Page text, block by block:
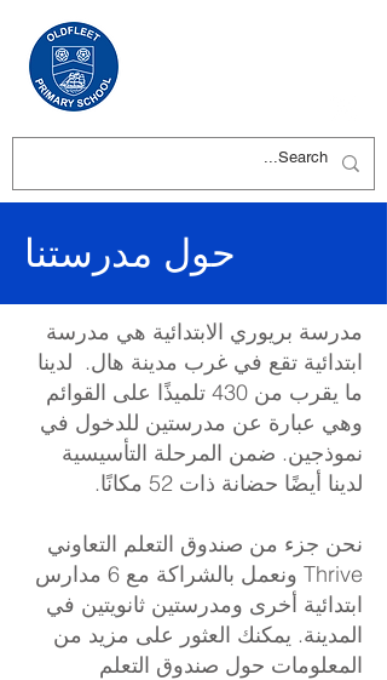
حول مدرستنا
مدرسة بريوري الابتدائية هي مدرسة
ابتدائية تقع في غرب مدينة هال. لدينا
ما يقرب من 430 تلميذًا على القوائم
وهي عبارة عن مدرستين للدخول في
نموذجين. ضمن المرحلة التأسيسية
لدينا أيضًا حضانة ذات 52 مكانًا.
نحن جزء من صندوق التعلم التعاوني
Thrive ونعمل بالشراكة مع 6 مدارس
ابتدائية أخرى ومدرستين ثانويتين في
المدينة. يمكنك العثور على مزيد من
المعلومات حول صندوق التعلم